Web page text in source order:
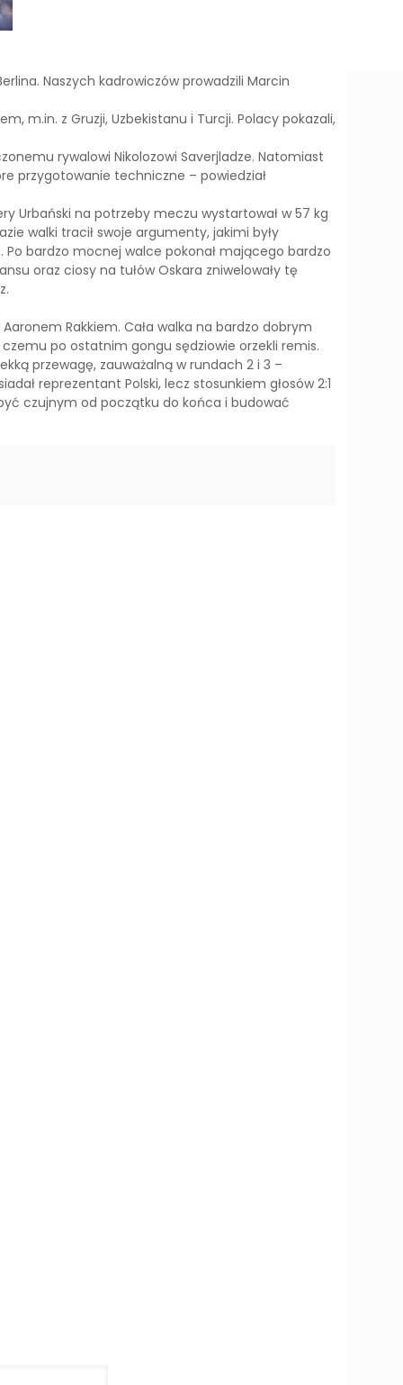
Naszych kadrowiczów prowadzili Marcin
m.in. z Gruzji, Uzbekistanu i Turcji. Polacy pokazali,
rywalowi Nikolozowi Saverjladze. Natomiast
przygotowanie techniczne – powiedział
Urbański na potrzeby meczu wystartował w 57 kg
walki tracił swoje argumenty, jakimi były
Po bardzo mocnej walce pokonał mającego bardzo
oraz ciosy na tułów Oskara zniwelowały tę
Rakkiem. Cała walka na bardzo dobrym
po ostatnim gongu sędziowie orzekli remis.
przewagę, zauważalną w rundach 2 i 3 –
reprezentant Polski, lecz stosunkiem głosów 2:1
czujnym od początku do końca i budować